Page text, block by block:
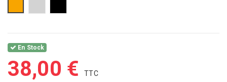
En Stock
38,00 €